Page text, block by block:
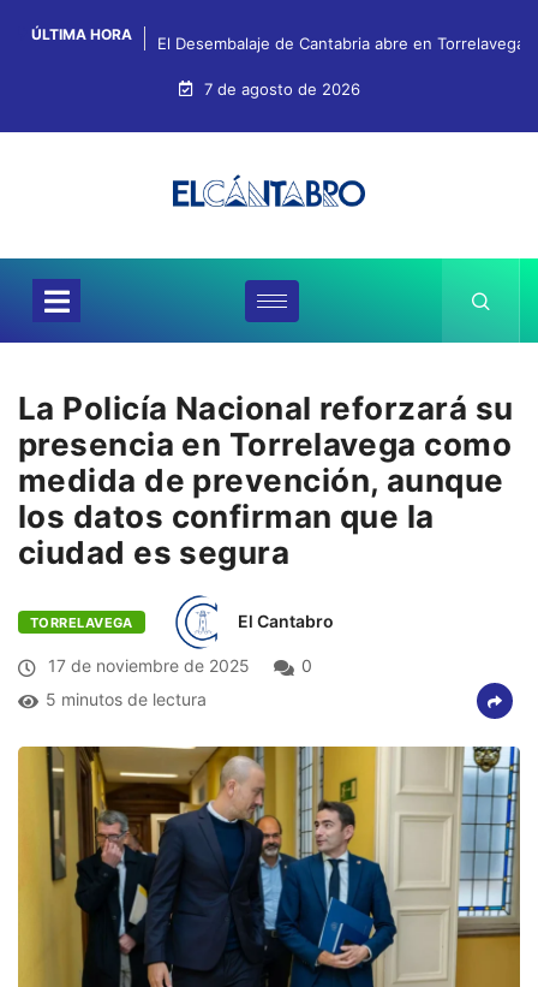
ÚLTIMA HORA El Desembalaje de Cantabria abre en
7 de agosto de 2026
La Policía Nacional reforzará su
presencia en Torrelavega como
medida de prevención, aunque
los datos confirman que la
ciudad es segura
TORRELAVEGA El Cantabro
17 de noviembre de 2025
0
5 minutos de lectura